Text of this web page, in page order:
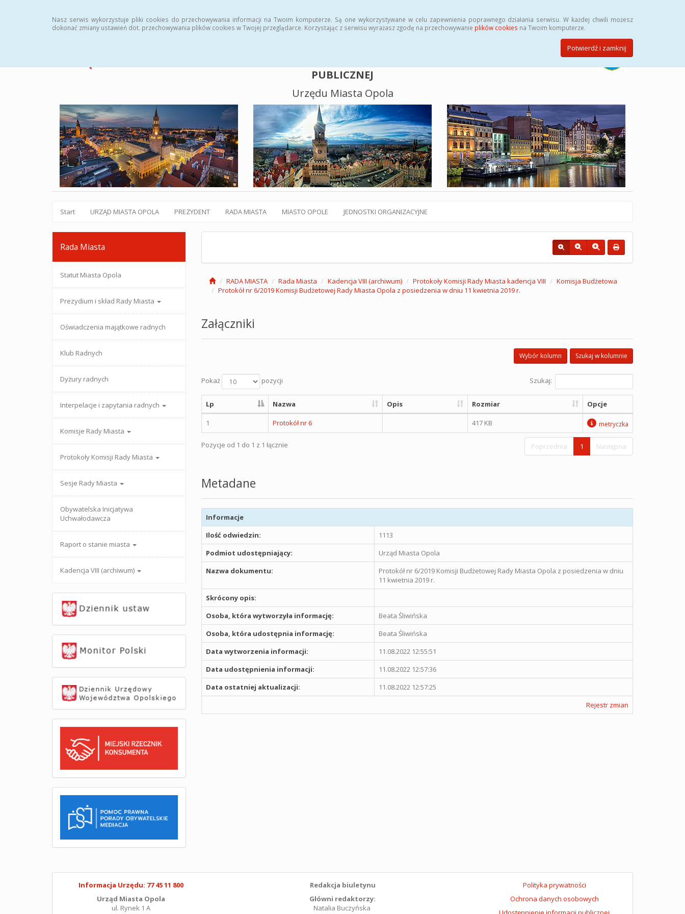
Nasz serwis wykorzystuje pliki cookies do przechowywania informacji na Twoim komputerze. Są one wykorzystywane w celu zapewnienia poprawnego działania serwisu. W każdej chwili możesz
dokonać zmiany ustawień dot. przechowywania plików cookies w Twojej przeglądarce. Korzystając z serwisu wyrażasz zgodę na przechowywanie plików cookies na Twoim komputerze.
Potwierdź i zamknij
PUBLICZNEJ
Urzędu Miasta Opola
Start URZĄD MIASTA OPOLA PREZYDENT RADA MIASTA MIASTO OPOLE JEDNOSTKI ORGANIZACYJNE
Rada Miasta
Statut Miasta Opola
Prezydium i skład Rady Miasta
Oświadczenia majątkowe radnych
Klub Radnych
Dyżury radnych
Interpelacje i zapytania radnych
Komisje Rady Miasta
Protokoły Komisji Rady Miasta
Sesje Rady Miasta
Obywatelska Inicjatywa
Uchwałodawcza
Raport o stanie miasta
Kadencja VIII (archiwum)
RADA MIASTA Rada Miasta Kadencja VIII (archiwum) Protokoły Komisji Rady Miasta kadencja VIII
Komisja Budżetowa
Protokół nr 6/2019 Komisji Budżetowej Rady Miasta Opola z posiedzenia w dniu 11 kwietnia 2019 r.
Załączniki
Szukaj w kolumnie
Wybór kolumn
Pokaż pozycji Szukaj:
Lp Nazwa Opis Rozmiar Opcje
1 Protokół nr 6 417 KB metryczka
Pozycje od 1 do 1 z 1 łącznie Poprzednia 1 Następna
Metadane
Informacje
Ilość odwiedzin:
1113
Podmiot udostępniający:
Urząd Miasta Opola
Nazwa dokumentu:
Protokół nr 6/2019 Komisji Budżetowej Rady Miasta Opola z posiedzenia w dniu
11 kwietnia 2019 r.
Skrócony opis:
Osoba, która wytworzyła informację:
Beata Śliwińska
Osoba, która udostępnia informację:
Beata Śliwińska
Data wytworzenia informacji:
11.08.2022 12:55:51
Data udostępnienia informacji:
11.08.2022 12:57:36
Data ostatniej aktualizacji:
11.08.2022 12:57:25
Rejestr zmian
Informacja Urzędu: 77 45 11 800
Urząd Miasta Opola
ul. Rynek 1 A
Redakcja biuletynu
Główni redaktorzy:
Natalia Buczyńska
Polityka prywatności
Ochrona danych osobowych